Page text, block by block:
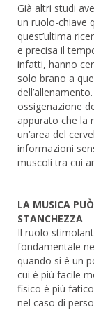
Già altri studi
un ruolo-chiave
quest’ultima
e precisa il
infatti, hanno
solo brano a
ossigenazione
appurato che la
un’area del
informazioni
muscoli tra cui
LA MUSICA
STANCHEZZA
Il ruolo
fondamentale
quando si è un
cui è più facile
fisico è più
nel caso di